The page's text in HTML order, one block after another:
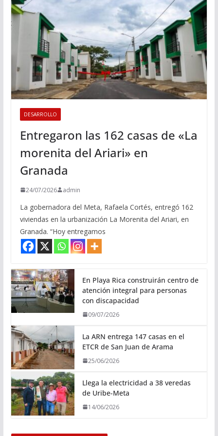
DESARROLLO
Entregaron las 162 casas de «La
morenita del Ariari» en
Granada
24/07/2026 admin
La gobernadora del Meta, Rafaela Cortés, entregó 162
viviendas en la urbanización La Morenita del Ariari, en
Granada. “Hoy entregamos
En Playa Rica construirán centro de
atención integral para personas
con discapacidad
09/07/2026
La ARN entrega 147 casas en el
ETCR de San Juan de Arama
25/06/2026
Llega la electricidad a 38 veredas
de Uribe-Meta
14/06/2026